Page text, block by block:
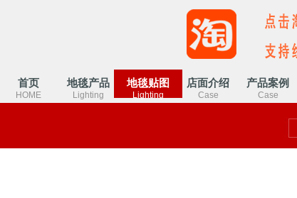
首页
HOME
地毯产品
Lighting
地毯贴图
Lighting
店面介绍
Case
产品案例
Case